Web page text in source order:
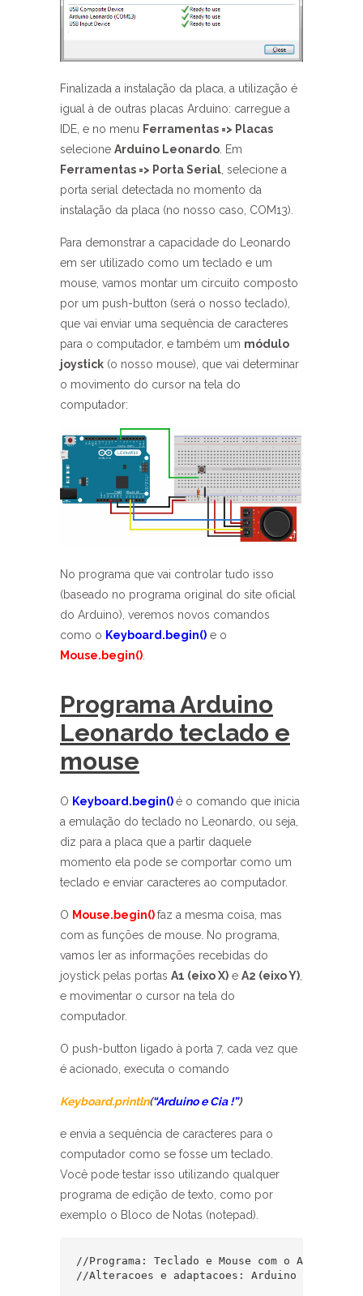
Finalizada a instalação da placa, a utilização é
igual à de outras placas Arduino: carregue a
IDE, e no menu Ferramentas => Placas
selecione Arduino Leonardo . Em
Ferramentas => Porta Serial , selecione a
porta serial detectada no momento da
instalação da placa (no nosso caso, COM13).
Para demonstrar a capacidade do Leonardo
em ser utilizado como um teclado e um
mouse, vamos montar um circuito composto
por um push-button (será o nosso teclado),
que vai enviar uma sequência de caracteres
para o computador, e também um módulo
joystick (o nosso mouse), que vai determinar
o movimento do cursor na tela do
computador:
No programa que vai controlar tudo isso
(baseado no programa original do site oficial
do Arduino), veremos novos comandos
como o Keyboard.begin() e o
Mouse.begin()
Programa Arduino
Leonardo teclado e
mouse
O Keyboard.begin()é o comando que inicia
a emulação do teclado no Leonardo, ou seja,
diz para a placa que a partir daquele
momento ela pode se comportar como um
teclado e enviar caracteres ao computador.
O Mouse.begin()faz a mesma coisa, mas
com as funções de mouse. No programa,
vamos ler as informações recebidas do
joystick pelas portas A1 (eixo X) e A2 (eixo Y)
e movimentar o cursor na tela do
computador.
O push-button ligado à porta 7, cada vez que
é acionado, executa o comando
Keyboard.println(“Arduino e Cia !”)
e envia a sequência de caracteres para o
computador como se fosse um teclado.
Você pode testar isso utilizando qualquer
programa de edição de texto, como por
exemplo o Bloco de Notas (notepad).
//Programa: Teclado e Mouse com o Arduino
//Alteracoes e adaptacoes: Arduino e Cia